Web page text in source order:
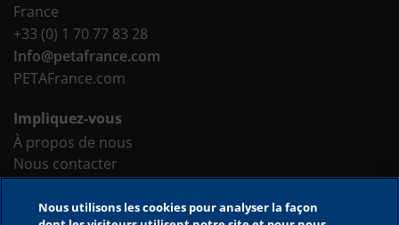
France
+33 (0) 1 70 77 83 28
Info@petafrance.com
PETAFrance.com
Impliquez-vous
À propos de nous
Nous contacter
Faites un don
Nous utilisons les cookies pour analyser la façon